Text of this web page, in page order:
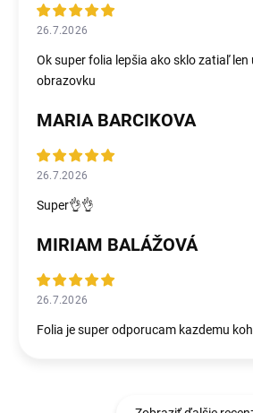
26.7.2026
Ok super folia lepšia ako sklo zatiaľ len
obrazovku
MARIA BARCIKOVA
26.7.2026
Super👌👌
MIRIAM BALÁŽOVÁ
26.7.2026
Folia je super odporucam kazdemu